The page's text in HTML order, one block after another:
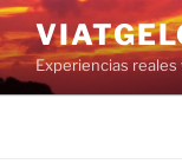
Saltar
al
contenido
Experiencias